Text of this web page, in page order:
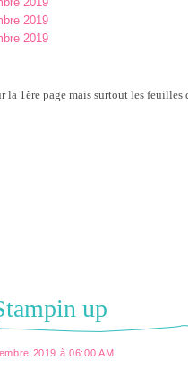
1ère page mais surtout les feuilles
up
2019 à 06:00 AM